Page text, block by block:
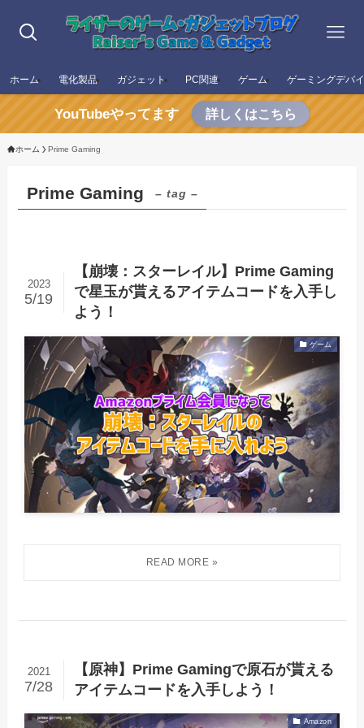
ホーム 電化製品 ガジェット PC関連 ゲーム ゲーミングデバ
YouTubeやってます 詳しくはこちら
ホーム Prime Gaming
Prime Gaming – tag –
【崩壊：スターレイル】Prime Gaming
で星玉が貰えるアイテムコードを入手し
よう！
2023
5/19
ゲーム
【原神】Prime Gamingで原石が貰える
アイテムコードを入手しよう！
2021
7/28
Amazon